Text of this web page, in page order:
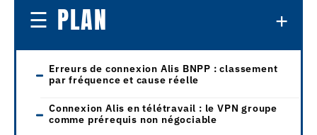
PLAN
Erreurs de connexion Alis BNPP : classement
par fréquence et cause réelle
Connexion Alis en télétravail : le VPN groupe
comme prérequis non négociable